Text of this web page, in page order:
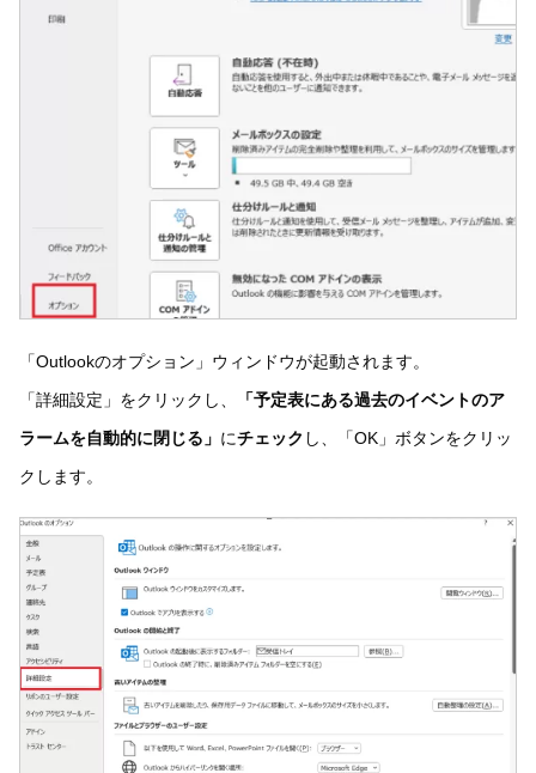
「Outlookのオプション」ウィンドウが起動されます。
「詳細設定」をクリックし、
「予定表にある過去のイベントのア
ラームを自動的に閉じる」 にチェック し、「OK」ボタンをクリッ
クします。